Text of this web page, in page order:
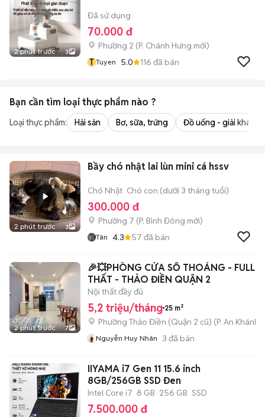
2 phút trước 3
Đã sử dụng
70.000 đ
Phường 2 (P. Chánh Hưng mới)
T Tuyen 5.0 116 đã bán
Bạn cần tìm loại thực phẩm nào ?
Loại thực phẩm: Hải sản Bơ, sữa, trứng Đồ uống - giải khát
2 phút trước 3
Bầy chó nhật lai lùn mini cá hssv
Chó Nhật Chó con (dưới 3 tháng tuổi)
300.000 đ
Phường 7 (P. Bình Đông mới)
Tân 4.3 57 đã bán
2 phút trước 7
🎉💥PHÒNG CỬA SỔ THOÁNG - FULL
THẤT - THẢO ĐIỀN QUẬN 2
Nội thất đầy đủ
5,2 triệu/tháng 25 m²
Phường Thảo Điền (Quận 2 cũ) (P. An Khánh
Nguyễn Huy Nhân 3 đã bán
IIYAMA i7 Gen 11 15.6 inch
8GB/256GB SSD Đen
Intel Core i7 8 GB 256 GB SSD
7.500.000 đ